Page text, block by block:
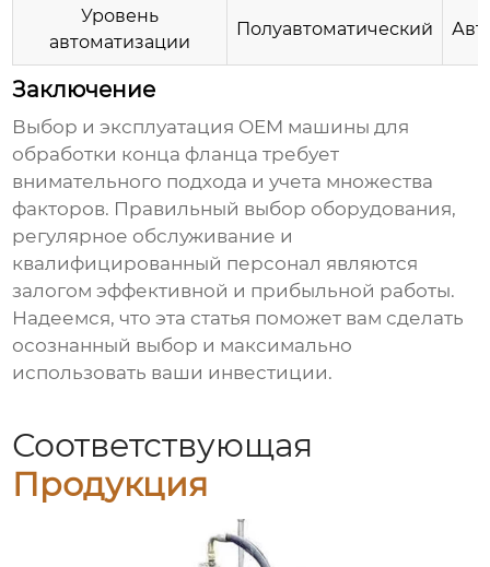
Уровень
автоматизации
Полуавтоматический
Заключение
Выбор и эксплуатация OEM машины для
обработки конца фланца требует
внимательного подхода и учета множества
факторов. Правильный выбор оборудования,
регулярное обслуживание и
квалифицированный персонал являются
залогом эффективной и прибыльной работы.
Надеемся, что эта статья поможет вам сделать
осознанный выбор и максимально
использовать ваши инвестиции.
Соответствующая
Продукция